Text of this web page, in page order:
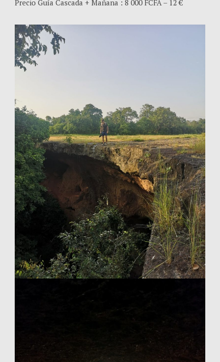
Precio Guía Cascada + Mañana : 8 000 FCFA – 12 €